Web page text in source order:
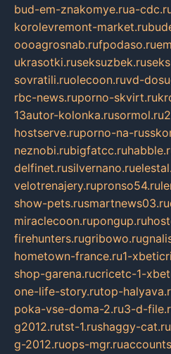
bud-em-znakomye.rua-
korolevremont-market.ru
oooagrosnab.rufpodaso.ru
ukrasotki.ruseksuzbek.ru
sovratili.ruolecoon.ruvd-
rbc-news.ruporno-skvirt.ru
13autor-kolonka.rusormol.ru
hostserve.ruporno-na-
neznobi.rubigfatcc.ru
delfinet.rusilvernano.ru
velotrenajery.rupronso54.ru
show-pets.rusmartnews03.ru
miraclecoon.rupongup.ru
firehunters.rugribowo.ru
hometown-france.ru1-
shop-garena.rucricetc-1-
one-life-story.rutop-
poka-vse-doma-2.ru3-d-
g2012.rutst-1.rushaggy-cat.ru
g-2012.ruops-mgr.ru